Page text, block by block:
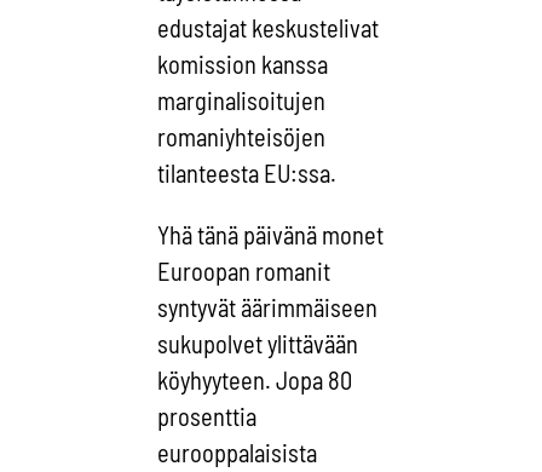
edustajat keskustelivat
komission kanssa
marginalisoitujen
romaniyhteisöjen
tilanteesta EU:ssa.
Yhä tänä päivänä monet
Euroopan romanit
syntyvät äärimmäiseen
sukupolvet ylittävään
köyhyyteen. Jopa 80
prosenttia
eurooppalaisista